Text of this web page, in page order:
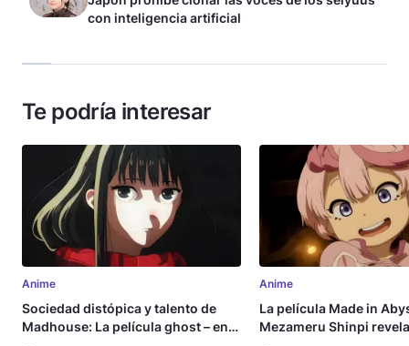
con inteligencia artificial
Te podría interesar
Anime
Sociedad distópica y talento de
Madhouse: La película ghost – end
Anime
La película Made in
Mezameru Shinpi